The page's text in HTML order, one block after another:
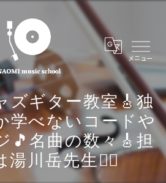
ズギター教室🎸独
学べないコードや
🎵名曲の数々🎸担
湯川岳先生🧑‍⚕️